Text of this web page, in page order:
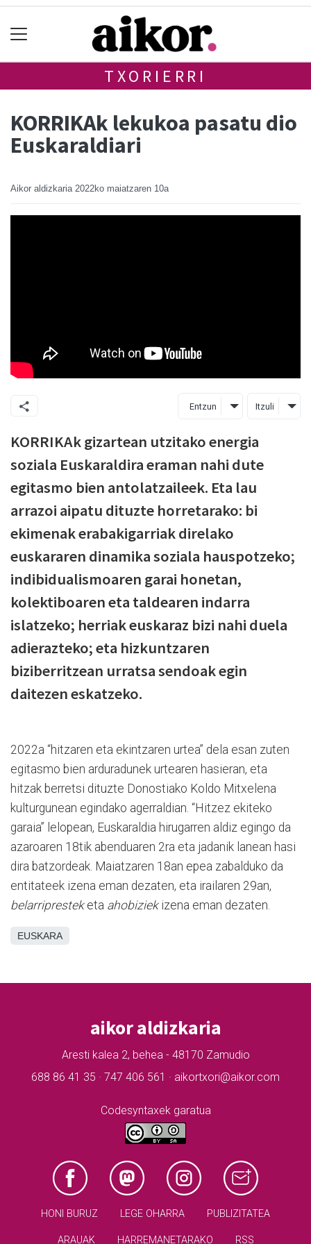
TXORIERRI
KORRIKAk lekukoa pasatu dio
Euskaraldiari
Aikor aldizkaria 2022ko maiatzaren 10a
Entzun Itzuli
KORRIKAk gizartean utzitako energia
soziala Euskaraldira eraman nahi dute
egitasmo bien antolatzaileek. Eta lau
arrazoi aipatu dituzte horretarako: bi
ekimenak erabakigarriak direlako
euskararen dinamika soziala hauspotzeko;
indibidualismoaren garai honetan,
kolektiboaren eta taldearen indarra
islatzeko; herriak euskaraz bizi nahi duela
adierazteko; eta hizkuntzaren
biziberritzean urratsa sendoak egin
daitezen eskatzeko.
2022a “hitzaren eta ekintzaren urtea” dela esan zuten
egitasmo bien arduradunek urtearen hasieran, eta
hitzak berretsi dituzte Donostiako Koldo Mitxelena
kulturgunean egindako agerraldian. “Hitzez ekiteko
garaia” lelopean, Euskaraldia hirugarren aldiz egingo da
azaroaren 18tik abenduaren 2ra eta jadanik lanean hasi
dira batzordeak. Maiatzaren 18an epea zabalduko da
entitateek izena eman dezaten, eta irailaren 29an,
belarripresteketa ahobiziekizena eman dezaten.
EUSKARA
aikor aldizkaria
Aresti kalea 2, behea - 48170 Zamudio
688 86 41 35 · 747 406 561 · aikortxori@aikor.com
Codesyntaxek garatua
HONI BURUZ LEGE OHARRA PUBLIZITATEA
ARAUAK HARREMANETARAKO RSS